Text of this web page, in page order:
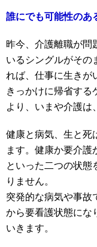
誰にでも可能性のあ
昨今、介護離職が問
いるシングルがその
れば、仕事に生きが
きっかけに帰省する
より、いまや介護は
健康と病気、生と死
ます。健康か要介護
といった二つの状態
りません。
突発的な病気や事故
から要看護状態にな
いきます。